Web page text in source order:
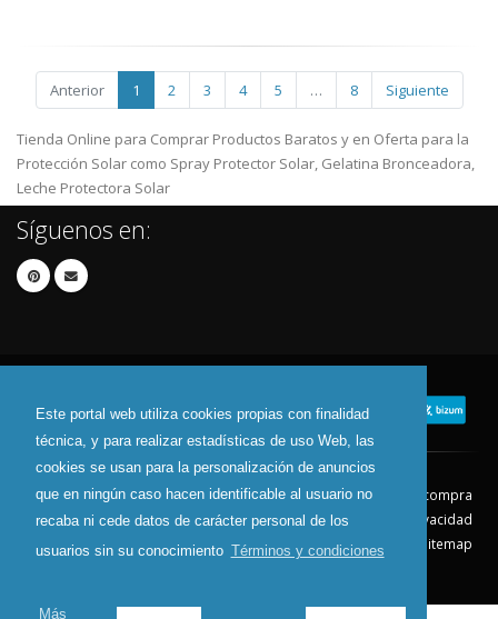
Este portal web utiliza cookies propias con finalidad
técnica, y para realizar estadísticas de uso Web, las
cookies se usan para la personalización de anuncios
que en ningún caso hacen identificable al usuario no
recaba ni cede datos de carácter personal de los
usuarios sin su conocimiento Términos y condiciones
Más
Anterior 1 2 3 4 5 … 8 Siguiente
Tienda Online para Comprar Productos Baratos y en Oferta para la
Protección Solar como Spray Protector Solar, Gelatina Bronceadora,
Leche Protectora Solar
Síguenos en:
Contacto Aviso Legal
Condiciones de compra
Política de envíos
Política de devolución
Política de Privacidad
Política de Cookies
Sitemap